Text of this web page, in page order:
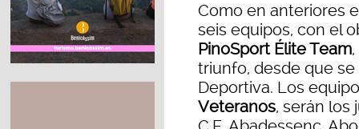
Como en anteriores
seis equipos, con el
PinoSport Élite Team
triunfo, desde que
Deportiva. Los
Veteranos, serán los